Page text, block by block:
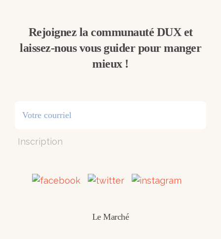
Rejoignez la communauté DUX et
laissez-nous vous guider pour manger
mieux !
Inscription
Le Marché